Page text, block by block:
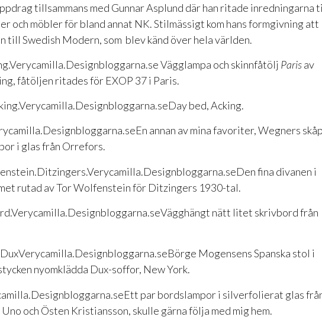
tillsammans med Gunnar Asplund där han ritade inredningarna
och möbler för bland annat NK. Stilmässigt kom hans formgivning att
till Swedish Modern, som blev känd över hela världen.
Vägglampa och skinnfåtölj Parisav
fåtöljen ritades för EXOP 37 i Paris.
Day bed, Acking.
En annan av mina favoriter, Wegners
i glas från Orrefors.
Den fina divanen i
rutad av Tor Wolfenstein för Ditzingers 1930-tal.
Vägghängt nätt litet skrivbord från
Börge Mogensens Spanska stol i
nyomklädda Dux-soffor, New York.
Ett par bordslampor i silverfolierat glas
och Östen Kristiansson, skulle gärna följa med mig hem.